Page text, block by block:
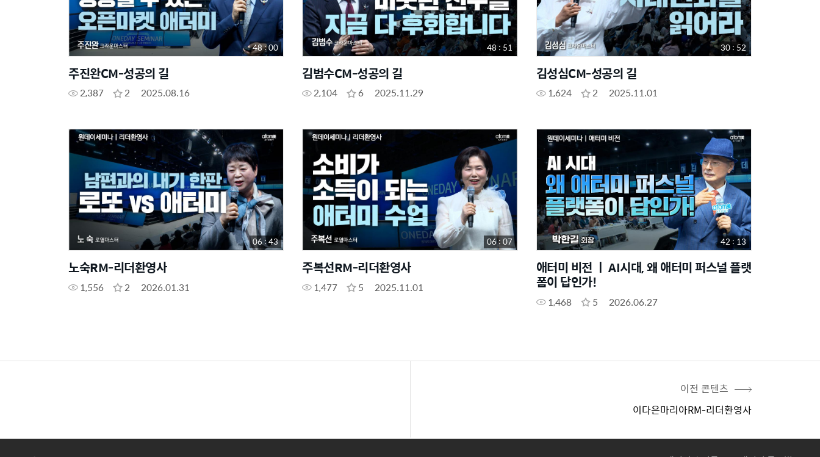
주진완CM-성공의 길
2,387 2 2025.08.16
48 : 00
김범수CM-성공의 길
2,104 6 2025.11.29
48 : 51
김성심CM-성공의 길
1,624 2 2025.11.01
30 : 52
노숙RM-리더환영사
1,556 2 2026.01.31
06 : 43
주복선RM-리더환영사
1,477 5 2025.11.01
06 : 07
애터미 비전 ㅣ AI시대, 왜 애터미 퍼스널 플랫
폼이 답인가!
1,468 5 2026.06.27
42 : 13
이전 콘텐츠
이다은마리아RM-리더환영사